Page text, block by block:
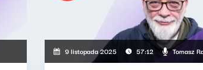
9 listopada 2025 57:12 Tomasz